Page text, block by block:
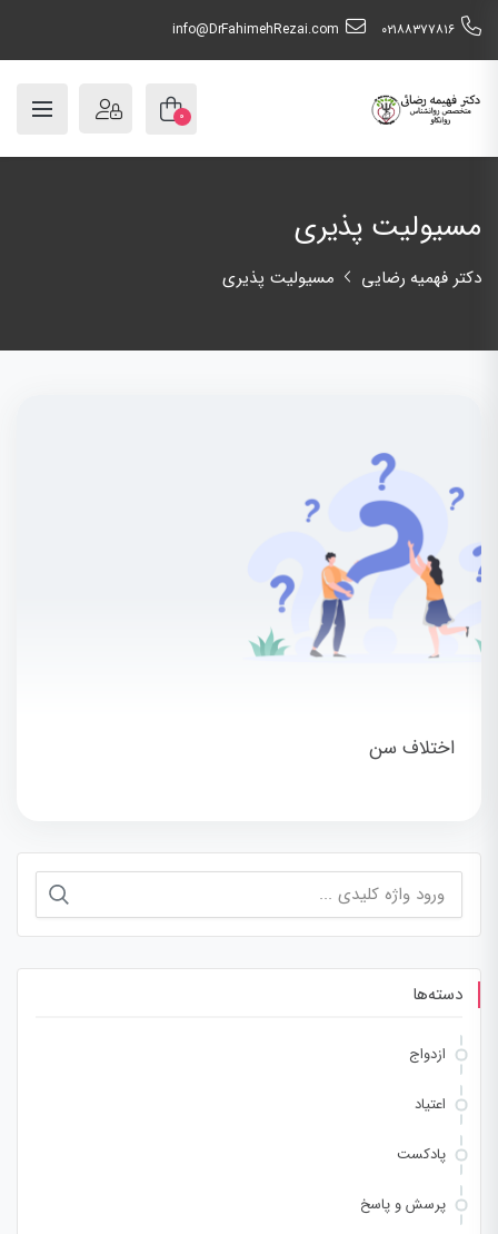
٠٢١٨٨٣٧٧٨١٦ info@DrFahimehRezai.com
۰
مسیولیت پذیری
دکتر فهمیه رضایی مسیولیت پذیری
اختلاف سن
جستجو
برای:
دسته‌ها
ازدواج
اعتیاد
پادکست
پرسش و پاسخ